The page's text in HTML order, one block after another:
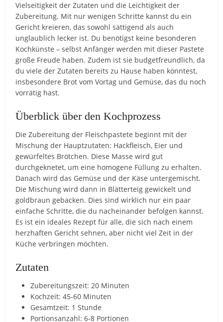
Vielseitigkeit der Zutaten und die Leichtigkeit der
Zubereitung. Mit nur wenigen Schritte kannst du ein
Gericht kreieren, das sowohl sättigend als auch
unglaublich lecker ist. Du benötigst keine besonderen
Kochkünste – selbst Anfänger werden mit dieser Pastete
große Freude haben. Zudem ist sie budgetfreundlich, da
du viele der Zutaten bereits zu Hause haben könntest,
insbesondere Brot vom Vortag und Gemüse, das du noch
vorrätig hast.
Überblick über den Kochprozess
Die Zubereitung der Fleischpastete beginnt mit der
Mischung der Hauptzutaten: Hackfleisch, Eier und
gewürfeltes Brötchen. Diese Masse wird gut
durchgeknetet, um eine homogene Füllung zu erhalten.
Danach wird das Gemüse und der Käse untergemischt.
Die Mischung wird dann in Blätterteig gewickelt und
goldbraun gebacken. Dies sind wirklich nur ein paar
einfache Schritte, die du nacheinander befolgen kannst.
Es ist ein ideales Rezept für alle, die sich nach einem
herzhaften Gericht sehnen, aber nicht viel Zeit in der
Küche verbringen möchten.
Zutaten
Zubereitungszeit: 20 Minuten
Kochzeit: 45-60 Minuten
Gesamtzeit: 1 Stunde
Portionsanzahl: 6-8 Portionen